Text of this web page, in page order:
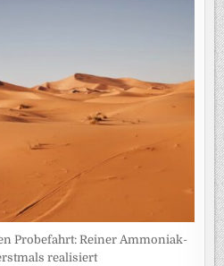
Probefahrt: Reiner Ammoniak-
realisiert